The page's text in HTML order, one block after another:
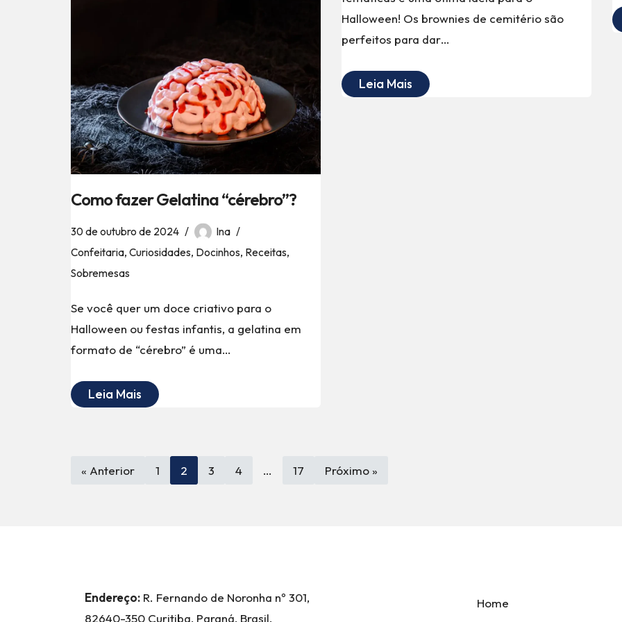
Halloween! Os brownies de cemitério são
perfeitos para dar…
Leia Mais
Como fazer Gelatina “cérebro”?
30 de outubro de 2024
Ina
Confeitaria, Curiosidades, Docinhos, Receitas,
Sobremesas
Se você quer um doce criativo para o
Halloween ou festas infantis, a gelatina em
formato de “cérebro” é uma…
Leia Mais
« Anterior 1 2 3 4 … 17 Próximo »
Endereço: R. Fernando de Noronha nº 301,
82640-350 Curitiba, Paraná, Brasil,
Home